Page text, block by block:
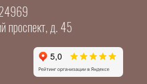
проспект, д. 45